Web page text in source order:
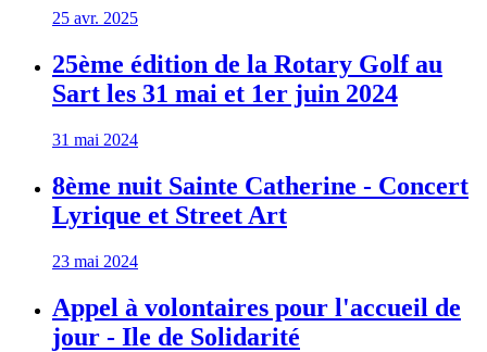
25 avr. 2025
25ème édition de la Rotary Golf au
Sart les 31 mai et 1er juin 2024
31 mai 2024
8ème nuit Sainte Catherine - Concert
Lyrique et Street Art
23 mai 2024
Appel à volontaires pour l'accueil de
jour - Ile de Solidarité